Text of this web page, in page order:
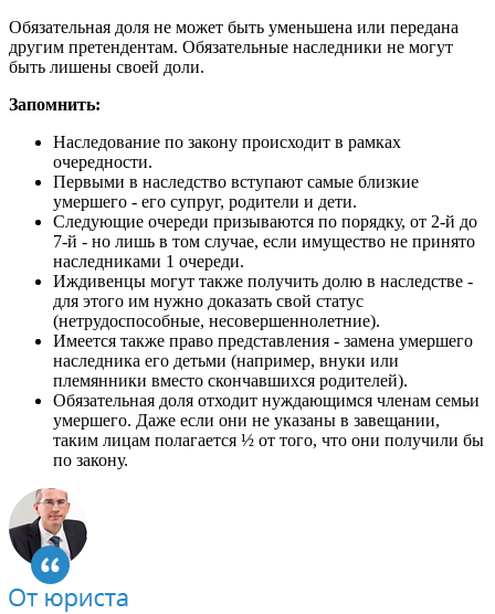
Обязательная доля не может быть уменьшена или передана
другим претендентам. Обязательные наследники не могут
быть лишены своей доли.
Запомнить:
Наследование по закону происходит в рамках
очередности.
Первыми в наследство вступают самые близкие
умершего - его супруг, родители и дети.
Следующие очереди призываются по порядку, от 2-й до
7-й - но лишь в том случае, если имущество не принято
наследниками 1 очереди.
Иждивенцы могут также получить долю в наследстве -
для этого им нужно доказать свой статус
(нетрудоспособные, несовершеннолетние).
Имеется также право представления - замена умершего
наследника его детьми (например, внуки или
племянники вместо скончавшихся родителей).
Обязательная доля отходит нуждающимся членам семьи
умершего. Даже если они не указаны в завещании,
таким лицам полагается ½ от того, что они получили бы
по закону.